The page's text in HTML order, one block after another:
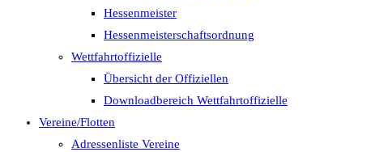
Hessenmeister
Hessenmeisterschaftsordnung
Wettfahrtoffizielle
Übersicht der Offiziellen
Downloadbereich Wettfahrtoffizielle
Vereine/Flotten
Adressenliste Vereine